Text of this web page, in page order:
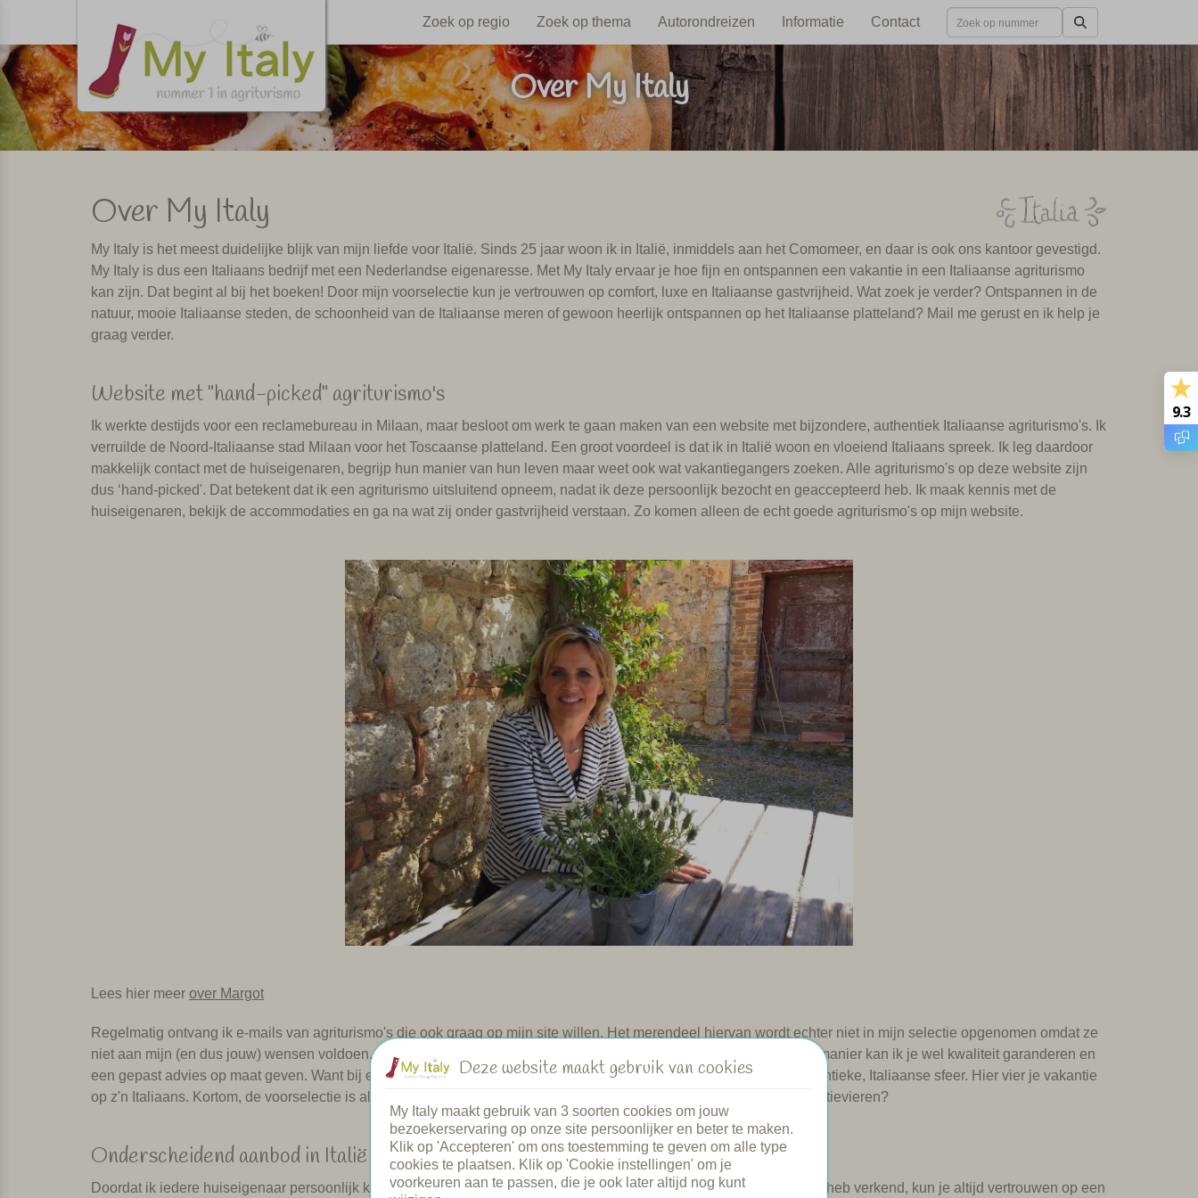
Zoek op regio Zoek op thema Autorondreizen Informatie Contact
Over My Italy
Over My Italy
My Italy is het meest duidelijke blijk van mijn liefde voor Italië. Sinds 25 jaar woon ik in Italië, inmiddels aan het Comomeer, en daar is ook ons kantoor gevestigd.
My Italy is dus een Italiaans bedrijf met een Nederlandse eigenaresse. Met My Italy ervaar je hoe fijn en ontspannen een vakantie in een Italiaanse agriturismo
kan zijn. Dat begint al bij het boeken! Door mijn voorselectie kun je vertrouwen op comfort, luxe en Italiaanse gastvrijheid. Wat zoek je verder? Ontspannen in de
natuur, mooie Italiaanse steden, de schoonheid van de Italiaanse meren of gewoon heerlijk ontspannen op het Italiaanse platteland? Mail me gerust en ik help je
graag verder.
Website met "hand-picked" agriturismo's
Ik werkte destijds voor een reclamebureau in Milaan, maar besloot om werk te gaan maken van een website met bijzondere, authentiek Italiaanse agriturismo's. Ik
verruilde de Noord-Italiaanse stad Milaan voor het Toscaanse platteland. Een groot voordeel is dat ik in Italië woon en vloeiend Italiaans spreek. Ik leg daardoor
makkelijk contact met de huiseigenaren, begrijp hun manier van hun leven maar weet ook wat vakantiegangers zoeken. Alle agriturismo's op deze website zijn
dus ‘hand-picked'. Dat betekent dat ik een agriturismo uitsluitend opneem, nadat ik deze persoonlijk bezocht en geaccepteerd heb. Ik maak kennis met de
huiseigenaren, bekijk de accommodaties en ga na wat zij onder gastvrijheid verstaan. Zo komen alleen de echt goede agriturismo's op mijn website.
Lees hier meer over Margot
Regelmatig ontvang ik e-mails van agriturismo's die ook graag op mijn site willen. Het merendeel hiervan wordt echter niet in mijn selectie opgenomen omdat ze
niet aan mijn (en dus jouw) wensen voldoen. Dit betekent dat mijn aanbod van agriturismo's beperkt is, maar op die manier kan ik je wel kwaliteit garanderen en
een gepast advies op maat geven. Want bij elk van mijn agriturismo's kun je vertrouwen op gastvrijheid en een authentieke, Italiaanse sfeer. Hier vier je vakantie
op z'n Italiaans. Kortom, de voorselectie is al door mij gedaan. De vraag die rest voor jou is: wáár in Italië wil je vakantievieren?
Onderscheidend aanbod in Italië
Doordat ik iedere huiseigenaar persoonlijk ken, de route naar elke agriturismo zelf heb gereden en ook de omgeving heb verkend, kun je altijd vertrouwen op een
9.3
Deze website maakt gebruik van cookies
My Italy maakt gebruik van 3 soorten cookies om jouw
bezoekerservaring op onze site persoonlijker en beter te maken.
Klik op 'Accepteren' om ons toestemming te geven om alle type
cookies te plaatsen. Klik op 'Cookie instellingen' om je
voorkeuren aan te passen, die je ook later altijd nog kunt